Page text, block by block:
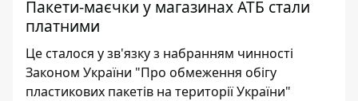
Пакети-маєчки у магазинах АТБ стали
платними
Це сталося у зв'язку з набранням чинності
Законом України "Про обмеження обігу
пластикових пакетів на території України"